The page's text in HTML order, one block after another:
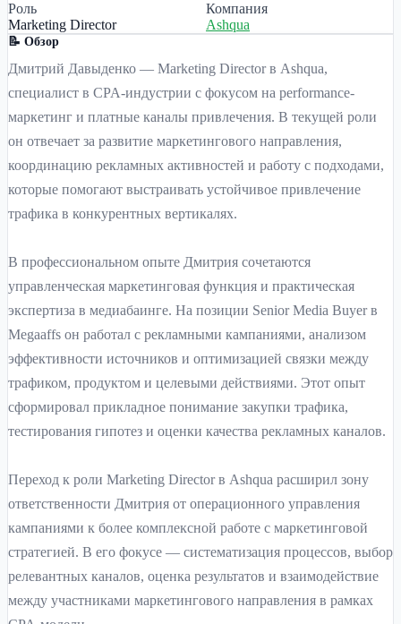
Роль
Marketing Director
Компания
Ashqua
📝 Обзор
Дмитрий Давыденко — Marketing Director в Ashqua,
специалист в CPA-индустрии с фокусом на performance-
маркетинг и платные каналы привлечения. В текущей роли
он отвечает за развитие маркетингового направления,
координацию рекламных активностей и работу с подходами,
которые помогают выстраивать устойчивое привлечение
трафика в конкурентных вертикалях.
В профессиональном опыте Дмитрия сочетаются
управленческая маркетинговая функция и практическая
экспертиза в медиабаинге. На позиции Senior Media Buyer в
Megaaffs он работал с рекламными кампаниями, анализом
эффективности источников и оптимизацией связки между
трафиком, продуктом и целевыми действиями. Этот опыт
сформировал прикладное понимание закупки трафика,
тестирования гипотез и оценки качества рекламных каналов.
Переход к роли Marketing Director в Ashqua расширил зону
ответственности Дмитрия от операционного управления
кампаниями к более комплексной работе с маркетинговой
стратегией. В его фокусе — систематизация процессов, выбор
релевантных каналов, оценка результатов и взаимодействие
между участниками маркетингового направления в рамках